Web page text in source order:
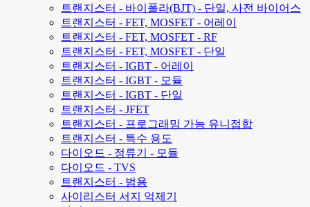
트랜지스터 - 바이폴라(BJT) - 단일, 사전 바이어스
트랜지스터 - FET, MOSFET - 어레이
트랜지스터 - FET, MOSFET - RF
트랜지스터 - FET, MOSFET - 단일
트랜지스터 - IGBT - 어레이
트랜지스터 - IGBT - 모듈
트랜지스터 - IGBT - 단일
트랜지스터 - JFET
트랜지스터 - 프로그래밍 가능 유니접합
트랜지스터 - 특수 용도
다이오드 - 정류기 - 모듈
다이오드 - TVS
트랜지스터 - 범용
사이리스터 서지 억제기